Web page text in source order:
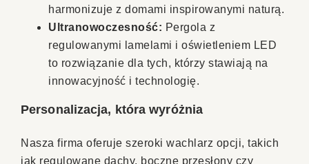
harmonizuje z domami inspirowanymi naturą.
Ultranowoczesność: Pergola z
regulowanymi lamelami i oświetleniem LED
to rozwiązanie dla tych, którzy stawiają na
innowacyjność i technologię.
Personalizacja, która wyróżnia
Nasza firma oferuje szeroki wachlarz opcji, takich
jak regulowane dachy, boczne przesłony czy